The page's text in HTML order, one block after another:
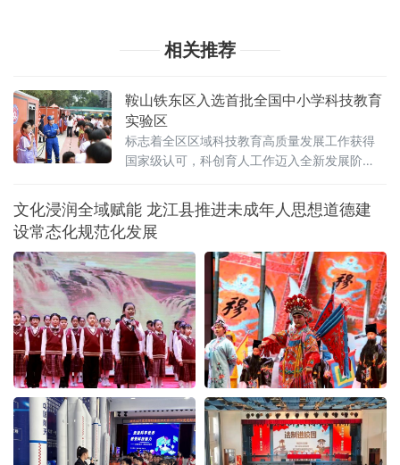
相关推荐
鞍山铁东区入选首批全国中小学科技教育
实验区
标志着全区区域科技教育高质量发展工作获得
国家级认可，科创育人工作迈入全新发展阶
育发展水平稳居鞍山市首位、全省前列。全区
现有24所中小学、1所九年一贯制学校，三万余
名在校学生。依托区青少年科技活动中心统筹
校外科创教
文化浸润全域赋能 龙江县推进未成年人思想道德建
设常态化规范化发展